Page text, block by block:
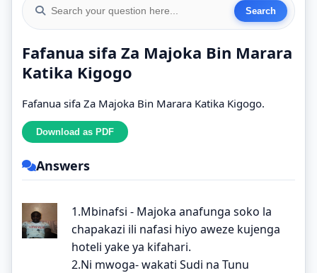
Fafanua sifa Za Majoka Bin Marara
Katika Kigogo
Fafanua sifa Za Majoka Bin Marara Katika Kigogo.
Answers
1.Mbinafsi - Majoka anafunga soko la
chapakazi ili nafasi hiyo aweze kujenga
hoteli yake ya kifahari.
2.Ni mwoga- wakati Sudi na Tunu